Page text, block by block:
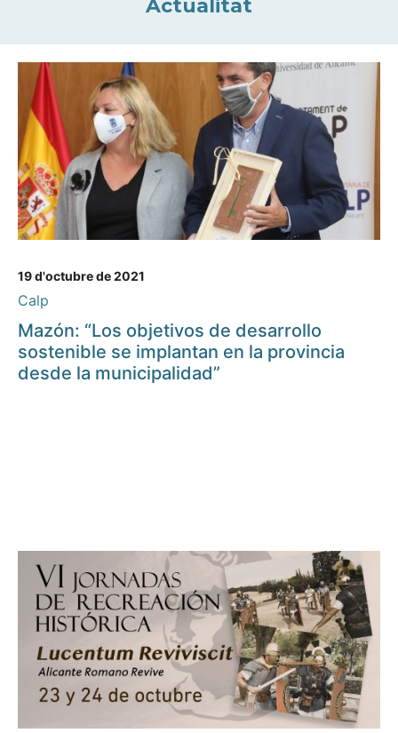
Actualitat
19 d'octubre de 2021
Calp
Mazón: “Los objetivos de desarrollo
sostenible se implantan en la provincia
desde la municipalidad”